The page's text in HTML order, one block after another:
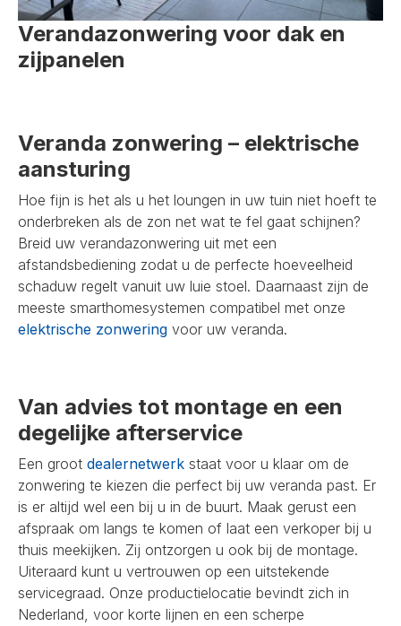
Verandazonwering voor dak en
zijpanelen
Veranda zonwering – elektrische
aansturing
Hoe fijn is het als u het loungen in uw tuin niet hoeft te
onderbreken als de zon net wat te fel gaat schijnen?
Breid uw verandazonwering uit met een
afstandsbediening zodat u de perfecte hoeveelheid
schaduw regelt vanuit uw luie stoel. Daarnaast zijn de
meeste smarthomesystemen compatibel met onze
elektrische zonwering voor uw veranda.
Van advies tot montage en een
degelijke afterservice
Een groot dealernetwerk staat voor u klaar om de
zonwering te kiezen die perfect bij uw veranda past. Er
is er altijd wel een bij u in de buurt. Maak gerust een
afspraak om langs te komen of laat een verkoper bij u
thuis meekijken. Zij ontzorgen u ook bij de montage.
Uiteraard kunt u vertrouwen op een uitstekende
servicegraad. Onze productielocatie bevindt zich in
Nederland, voor korte lijnen en een scherpe